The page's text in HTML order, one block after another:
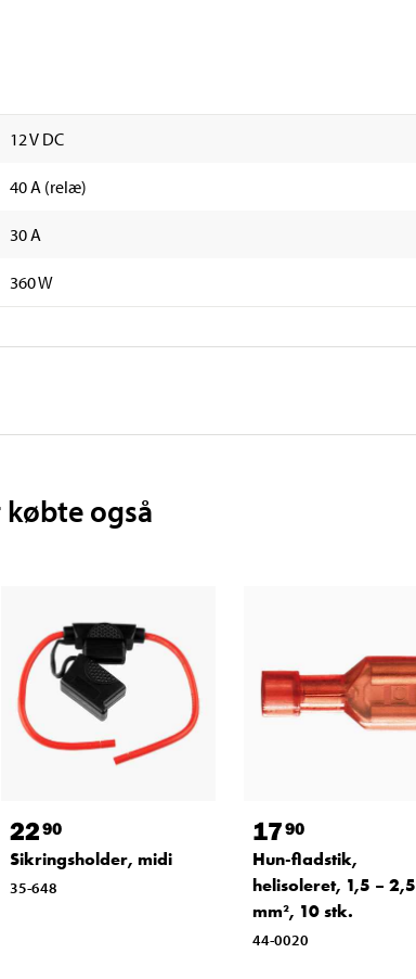
12 V DC
40 A (relæ)
30 A
360 W
også
2290
Sikringsholder, midi
35-648
1790
Hun-fladstik,
helisoleret, 1,5 – 2,5
mm², 10 stk.
44-0020